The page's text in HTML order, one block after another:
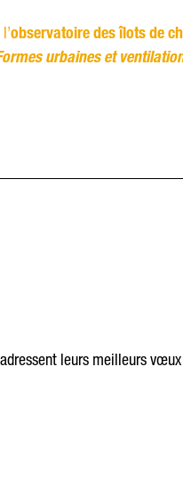
observatoire des îlots de
urbaines et
leurs meilleurs